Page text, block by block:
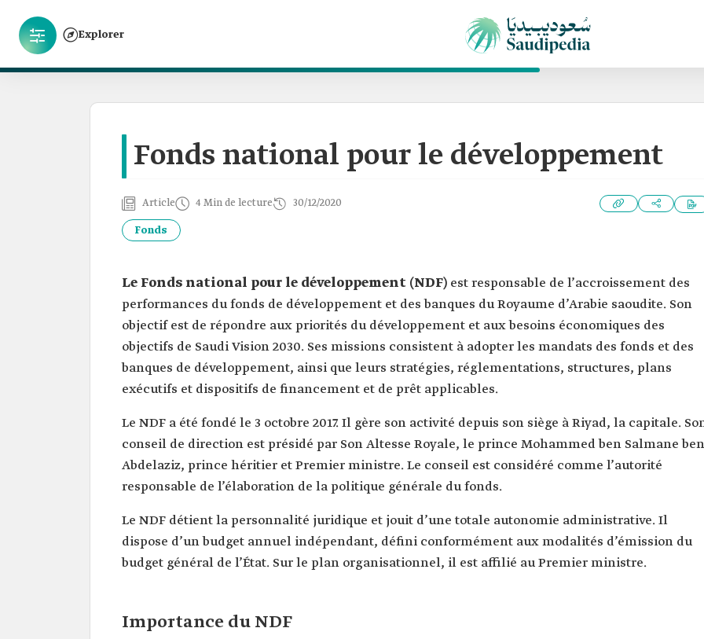
Explorer
Fonds national pour le développement
Article 4 Min de lecture 30/12/2020
Fonds
Le Fonds national pour le développement (NDF) est responsable de l’accroissement des
performances du fonds de développement et des banques du Royaume d’Arabie saoudite. Son
objectif est de répondre aux priorités du développement et aux besoins économiques des
objectifs de Saudi Vision 2030. Ses missions consistent à adopter les mandats des fonds et des
banques de développement, ainsi que leurs stratégies, réglementations, structures, plans
exécutifs et dispositifs de financement et de prêt applicables.
Le NDF a été fondé le 3 octobre 2017. Il gère son activité depuis son siège à Riyad, la capitale.
conseil de direction est présidé par Son Altesse Royale, le prince Mohammed ben Salmane ben
Abdelaziz, prince héritier et Premier ministre. Le conseil est considéré comme l’autorité
responsable de l’élaboration de la politique générale du fonds.
Le NDF détient la personnalité juridique et jouit d’une totale autonomie administrative. Il
dispose d’un budget annuel indépendant, défini conformément aux modalités d’émission du
budget général de l’État. Sur le plan organisationnel, il est affilié au Premier ministre.
Importance du NDF